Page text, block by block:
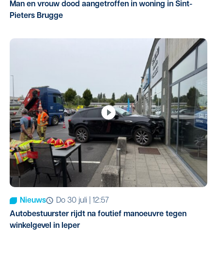
Man en vrouw dood aangetroffen in woning in Sint-
Pieters Brugge
Nieuws
do 30 juli | 12:57
Autobestuurster rijdt na foutief manoeuvre tegen
winkelgevel in Ieper